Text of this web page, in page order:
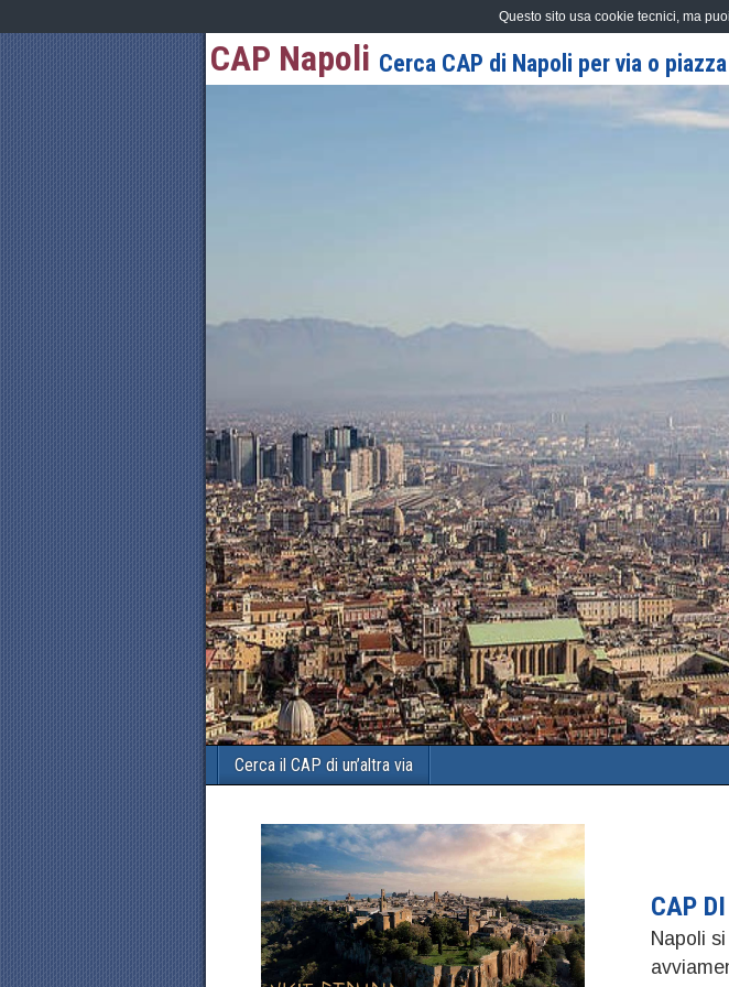
CAP Napoli Cerca CAP di Napoli per via o piazza
Cerca il CAP di un’altra via
CAP
Napoli
Questo sito usa cookie tecnici, ma